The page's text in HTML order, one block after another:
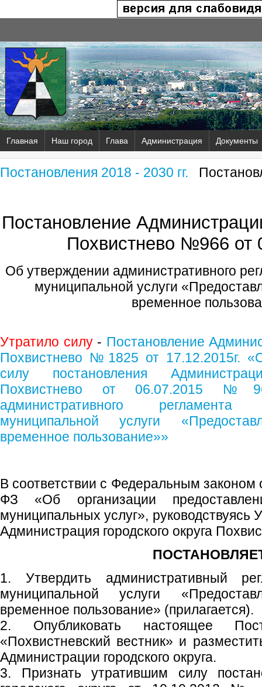
Главная Наш город Глава Администрация Документы
Постановления 2018 - 2030 гг.
Постановление
Похвистнево №966 от
Об утверждении административного
муниципальной услуги
временное
Утратило силу - Постановление
Похвистнево №1825 от 17.12.2015г.
силу постановления
Похвистнево от 06.07.2015
административного
муниципальной услуги
временное пользование»»
В соответствии с Федеральным
ФЗ «Об организации
муниципальных услуг», руководствуясь
Администрация городского округа
1. Утвердить административный
муниципальной услуги
временное пользование» (прилагается).
2. Опубликовать настоящее
«Похвистневский вестник» и
Администрации городского округа.
3. Признать утратившим силу